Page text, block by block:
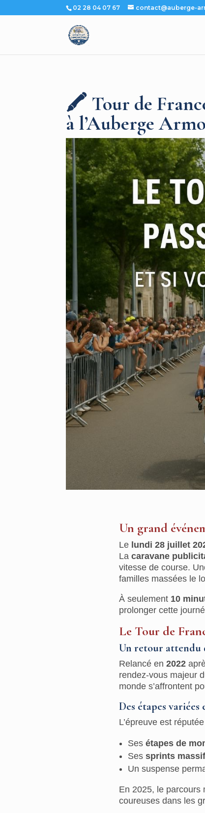
02 28 04 07 67 contact@auberge-
🖍️ Tour de
à l’Auberge
Un grand
Le lundi 28 juillet
La caravane
vitesse de course.
familles massées le
À seulement 10
prolonger cette
Le Tour de
Un retour attendu
Relancé en 2022
rendez-vous majeur
monde s’affrontent
Des étapes
L’épreuve est
Ses étapes de
Ses sprints
Un suspense
En 2025, le parcours
coureuses dans les